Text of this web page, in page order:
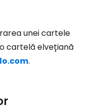
unei cartele
cartelă elvețiană
.